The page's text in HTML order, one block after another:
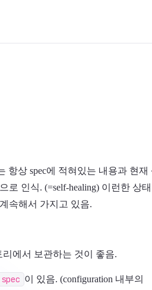
항상 spec에 적혀있는 내용과 현재
인식. (=self-healing) 이런한 상
속해서 가지고 있음.
에서 보관하는 것이 좋음.
spec 이 있음. (configuration 내부의